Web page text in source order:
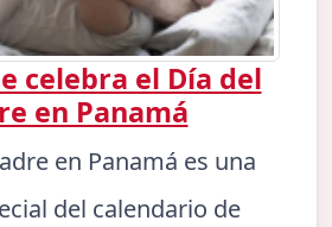
celebra el Día del
en Panamá
en Panamá es una
del calendario de